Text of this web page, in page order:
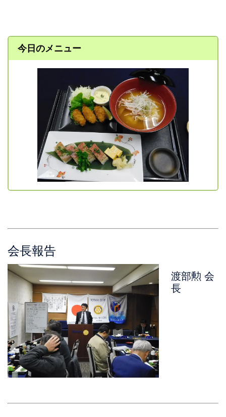
今日のメニュー
会長報告
渡部勲 会
長